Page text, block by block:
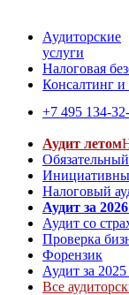
Аудиторские
услуги
Налоговая
Консалтинг
+7 495 134-
Аудит летом
Налоговый
Аудит за
Аудит со
Проверка
Форензик
Аудит за 2025
Все